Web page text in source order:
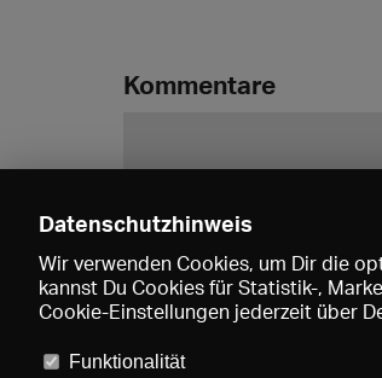
Kommentare
Datenschutzhinweis
Wir verwenden Cookies, um Dir die
kannst Du Cookies für Statistik-,
Cookie-Einstellungen jederzeit über
Funktionalität